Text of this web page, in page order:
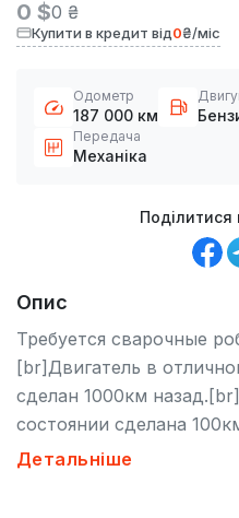
0 $0 ₴
Купити в кредит від0₴/міс
Одометр
187 000 км
Передача
Механіка
Опис
Требуется сварочные
[br]Двигатель в
сделан 1000км
состоянии сделана
звоните спрашуйте.
Детальніше